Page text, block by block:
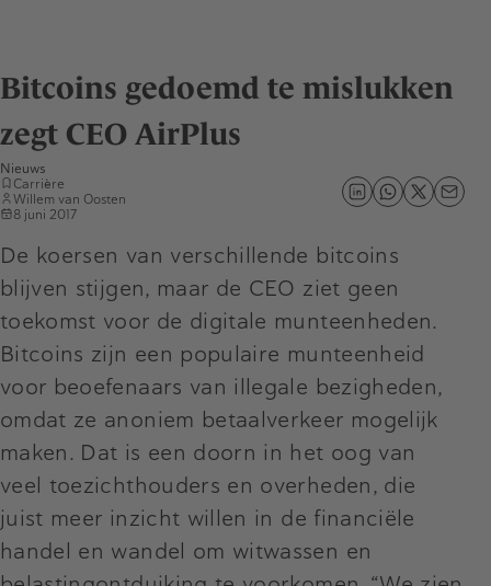
Bitcoins gedoemd te mislukken
zegt CEO AirPlus
Nieuws
Carrière
Willem van Oosten
8 juni 2017
De koersen van verschillende bitcoins
blijven stijgen, maar de CEO ziet geen
toekomst voor de digitale munteenheden.
Bitcoins zijn een populaire munteenheid
voor beoefenaars van illegale bezigheden,
omdat ze anoniem betaalverkeer mogelijk
maken. Dat is een doorn in het oog van
veel toezichthouders en overheden, die
juist meer inzicht willen in de financiële
handel en wandel om witwassen en